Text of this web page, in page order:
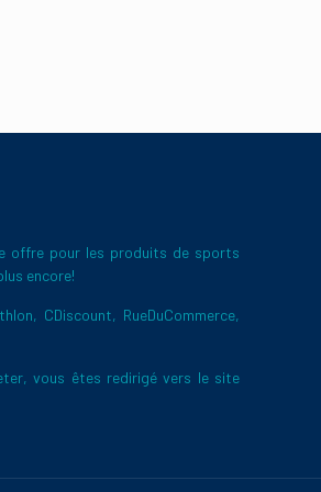
offre pour les produits de sports
encore!
CDiscount, RueDuCommerce,
vous êtes redirigé vers le site